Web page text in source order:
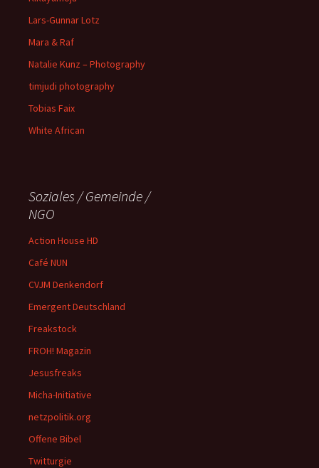
Lars-Gunnar Lotz
Mara & Raf
Natalie Kunz – Photography
timjudi photography
Tobias Faix
White African
Soziales / Gemeinde /
NGO
Action House HD
Café NUN
CVJM Denkendorf
Emergent Deutschland
Freakstock
FROH! Magazin
Jesusfreaks
Micha-Initiative
netzpolitik.org
Offene Bibel
Twitturgie